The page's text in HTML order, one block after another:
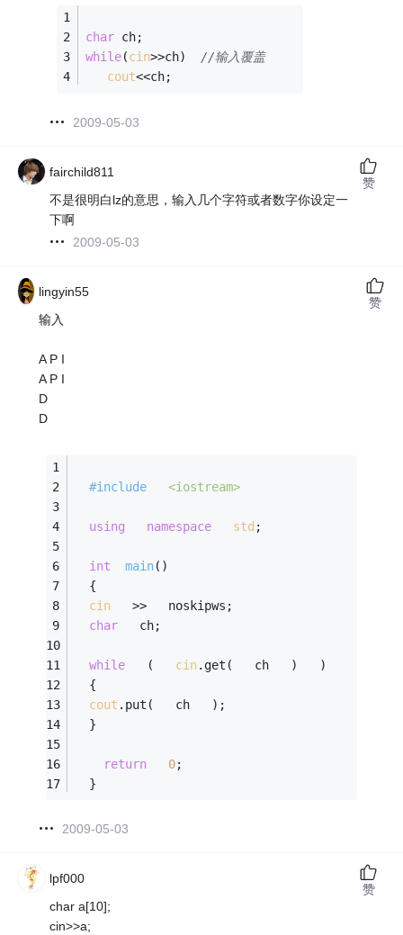
char ch;
while(cin>>ch) //输入覆盖
cout<<ch;
2009-05-03
fairchild811
不是很明白lz的意思，输入几个字符或者数字你设定一
下啊
2009-05-03
赞
lingyin55
输入
A P I
A P I
D
D
#include <iostream>
using namespace std ;
int main()
  {
cin
   >>   noskipws;
char
   ch;
while
   (
cin.get(   ch   )   )
  {
cout .put(   ch   );
  }
return 0;
  }
2009-05-03
赞
lpf000
char a[10];
cin>>a;
赞